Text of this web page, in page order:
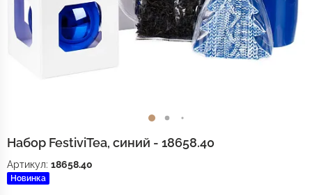
Набор FestiviTea, синий - 18658.40
Артикул: 18658.40
Новинка